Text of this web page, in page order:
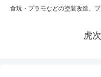
食玩・プラモなどの塗装改造、
虎